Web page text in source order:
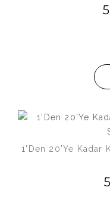
1'Den 20'Ye Kadar